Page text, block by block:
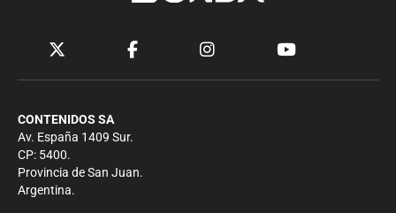
CONTENIDOS SA
Av. España 1409 Sur.
CP: 5400.
Provincia de San Juan.
Argentina.